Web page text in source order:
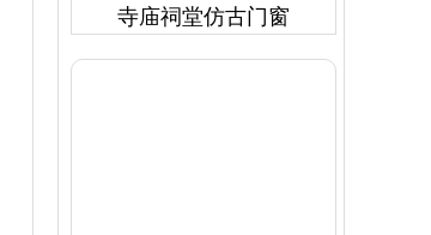
寺庙祠堂仿古门窗